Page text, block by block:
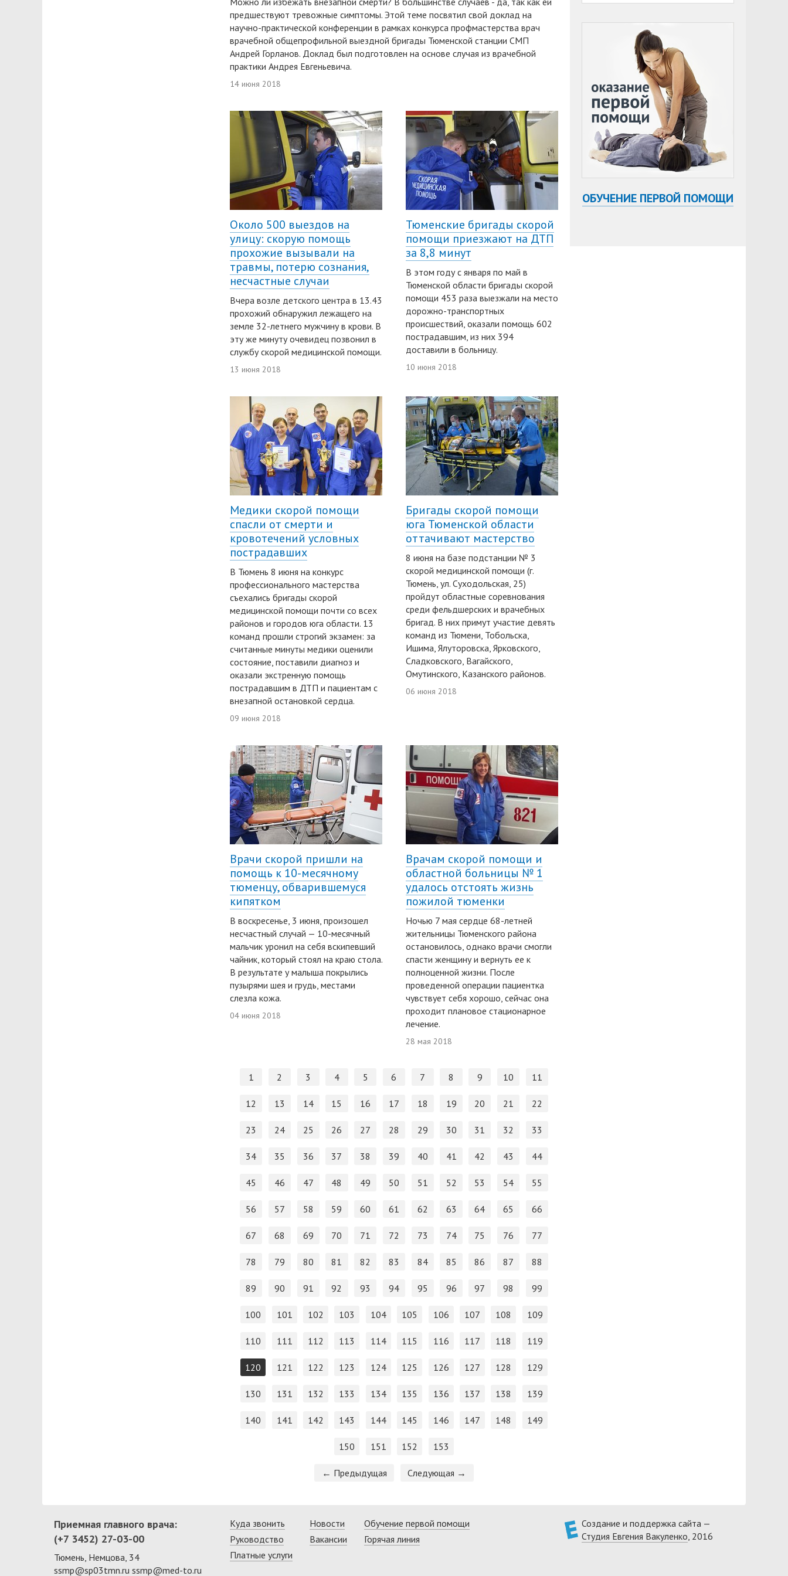
предшествуют тревожные симптомы. Этой теме посвятил свой доклад на
научно-практической конференции в рамках конкурса профмастерства врач
врачебной общепрофильной выездной бригады Тюменской станции СМП
Андрей Горланов. Доклад был подготовлен на основе случая из врачебной
практики Андрея Евгеньевича.
14 июня 2018
Около 500 выездов на
улицу: скорую помощь
прохожие вызывали на
травмы, потерю сознания,
несчастные случаи
Вчера возле детского центра в 13.43
прохожий обнаружил лежащего на
земле 32-летнего мужчину в крови. В
эту же минуту очевидец позвонил в
службу скорой медицинской помощи.
13 июня 2018
Тюменские бригады скорой
помощи приезжают на ДТП
за 8,8 минут
В этом году с января по май в
Тюменской области бригады скорой
помощи 453 раза выезжали на место
дорожно-транспортных
происшествий, оказали помощь 602
пострадавшим, из них 394
доставили в больницу.
10 июня 2018
Медики скорой помощи
спасли от смерти и
кровотечений условных
пострадавших
В Тюмень 8 июня на конкурс
профессионального мастерства
съехались бригады скорой
медицинской помощи почти со всех
районов и городов юга области. 13
команд прошли строгий экзамен: за
считанные минуты медики оценили
состояние, поставили диагноз и
оказали экстренную помощь
пострадавшим в ДТП и пациентам с
внезапной остановкой сердца.
09 июня 2018
Бригады скорой помощи
юга Тюменской области
оттачивают мастерство
8 июня на базе подстанции № 3
скорой медицинской помощи (г.
Тюмень, ул. Суходольская, 25)
пройдут областные соревнования
среди фельдшерских и врачебных
бригад. В них примут участие девять
команд из Тюмени, Тобольска,
Ишима, Ялуторовска, Ярковского,
Сладковского, Вагайского,
Омутинского, Казанского районов.
06 июня 2018
Врачи скорой пришли на
помощь к 10-месячному
тюменцу, обварившемуся
кипятком
В воскресенье, 3 июня, произошел
несчастный случай — 10-месячный
мальчик уронил на себя вскипевший
чайник, который стоял на краю стола.
В результате у малыша покрылись
пузырями шея и грудь, местами
слезла кожа.
04 июня 2018
Врачам скорой помощи и
областной больницы № 1
удалось отстоять жизнь
пожилой тюменки
Ночью 7 мая сердце 68-летней
жительницы Тюменского района
остановилось, однако врачи смогли
спасти женщину и вернуть ее к
полноценной жизни. После
проведенной операции пациентка
чувствует себя хорошо, сейчас она
проходит плановое стационарное
лечение.
28 мая 2018
1 2 3 4 5 6 7 8 9 10 11
12 13 14 15 16 17 18 19 20 21 22
23 24 25 26 27 28 29 30 31 32 33
34 35 36 37 38 39 40 41 42 43 44
45 46 47 48 49 50 51 52 53 54 55
56 57 58 59 60 61 62 63 64 65 66
67 68 69 70 71 72 73 74 75 76 77
78 79 80 81 82 83 84 85 86 87 88
89 90 91 92 93 94 95 96 97 98 99
100 101 102 103 104 105 106 107 108 109
110 111 112 113 114 115 116 117 118 119
120 121 122 123 124 125 126 127 128 129
130 131 132 133 134 135 136 137 138 139
140 141 142 143 144 145 146 147 148 149
150 151 152 153
← Предыдущая Следующая →
ОБУЧЕНИЕ ПЕРВОЙ ПОМОЩИ
Приемная главного врача:
(+7 3452) 27-03-00
Тюмень, Немцова, 34
ssmp@sp03tmn.ru ssmp@med-to.ru
Куда звонить
Руководство
Платные услуги
Новости
Вакансии
Обучение первой помощи
Горячая линия
Создание и поддержка сайта —
Студия Евгения Вакуленко, 2016